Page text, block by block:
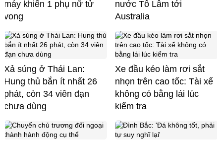
máy khiến 1 phụ nữ tử
vong
nước Tô Lâm tới
Australia
Xả súng ở Thái Lan:
Hung thủ bắn ít nhất 26
phát, còn 34 viên đạn
chưa dùng
Xe đầu kéo làm rơi sắt
nhọn trên cao tốc: Tài xế
không có bằng lái lúc
kiểm tra